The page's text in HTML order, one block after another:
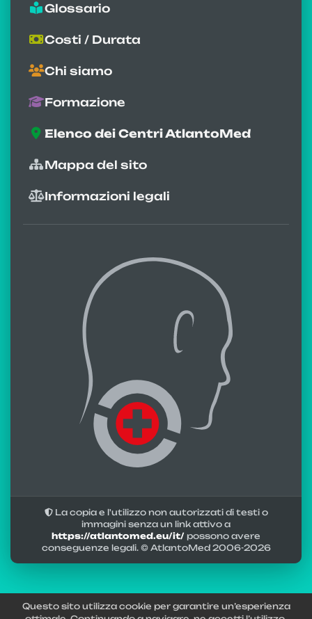
Glossario
Costi / Durata
Chi siamo
Formazione
Elenco dei Centri AtlantoMed
Mappa del sito
Informazioni legali
La copia e l'utilizzo non autorizzati di testi o
immagini senza un link attivo a
https://atlantomed.eu/it/ possono avere
conseguenze legali. © AtlantoMed 2006-2026
Questo sito utilizza cookie per garantire un’esperienza